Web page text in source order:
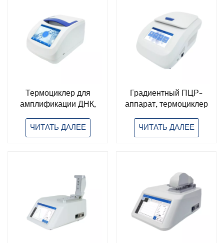
Термоциклер для
амплификации ДНК,
анализатор,
портативный аппарат
ЧИТАТЬ ДАЛЕЕ
Градиентный ПЦР-
аппарат, термоциклер
ДНК, анализатор ПЦР,
портативный аппарат
ЧИТАТЬ ДАЛЕЕ